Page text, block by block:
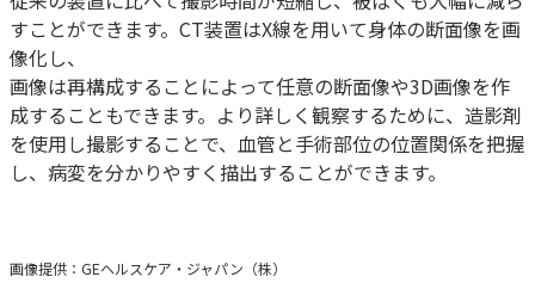
すことができます。CT装置はX線を用いて身体の断面像を画
像化し、
画像は再構成することによって任意の断面像や3D画像を作
成することもできます。より詳しく観察するために、造影剤
を使用し撮影することで、血管と手術部位の位置関係を把握
し、病変を分かりやすく描出することができます。
画像提供：GEヘルスケア・ジャパン（株）